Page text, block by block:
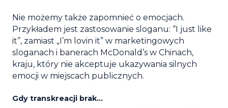
Nie możemy także zapomnieć o emocjach.
Przykładem jest zastosowanie sloganu: ‘’I just like
it’’, zamiast „I’m lovin it” w marketingowych
sloganach i banerach McDonald’s w Chinach,
kraju, który nie akceptuje ukazywania silnych
emocji w miejscach publicznych.
Gdy transkreacji brak…